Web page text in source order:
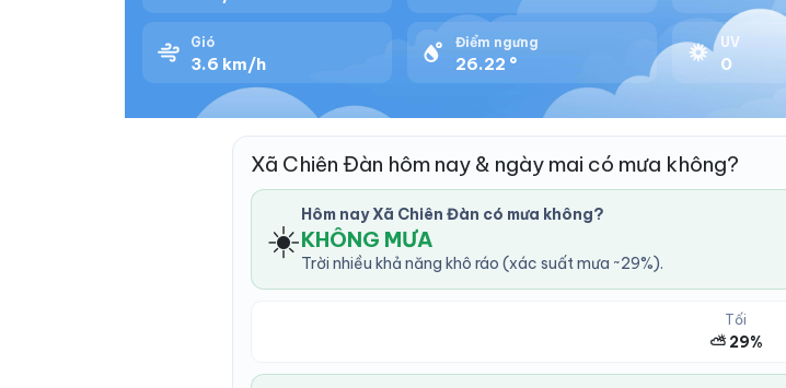
Gió
3.6 km/h
Điểm ngưng
26.22 °
UV
0
Xã Chiên Đàn hôm nay & ngày mai có mưa không?
☀️
Hôm nay Xã Chiên Đàn có mưa không?
KHÔNG MƯA
Trời nhiều khả năng khô ráo (xác suất mưa ~29%).
Tối
⛅ 29%